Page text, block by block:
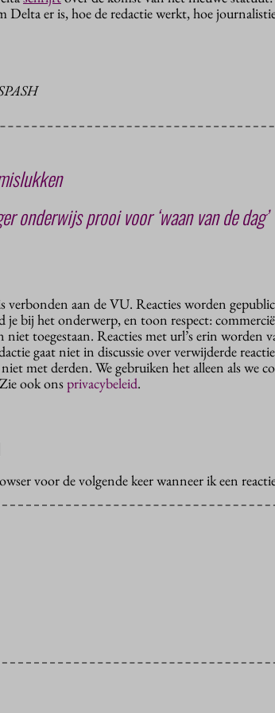
Delta er is, hoe de redactie werkt, hoe
onderwijs prooi voor ‘waan van de dag’
verbonden aan de VU. Reacties worden
bij het onderwerp, en toon respect:
toegestaan. Reacties met url’s erin worden
gaat niet in discussie over verwijderde
met derden. We gebruiken het alleen als we
ook onsprivacybeleid.
voor de volgende keer wanneer ik een